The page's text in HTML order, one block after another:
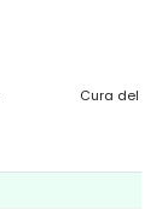
Cura del